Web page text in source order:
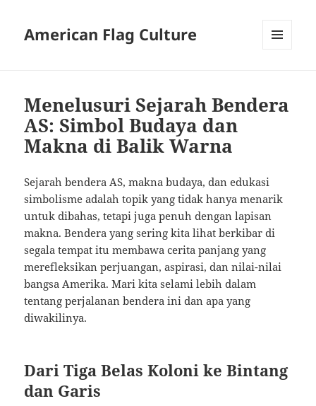
American Flag Culture
Menelusuri Sejarah Bendera
AS: Simbol Budaya dan
Makna di Balik Warna
Sejarah bendera AS, makna budaya, dan edukasi
simbolisme adalah topik yang tidak hanya menarik
untuk dibahas, tetapi juga penuh dengan lapisan
makna. Bendera yang sering kita lihat berkibar di
segala tempat itu membawa cerita panjang yang
merefleksikan perjuangan, aspirasi, dan nilai-nilai
bangsa Amerika. Mari kita selami lebih dalam
tentang perjalanan bendera ini dan apa yang
diwakilinya.
Dari Tiga Belas Koloni ke Bintang
dan Garis